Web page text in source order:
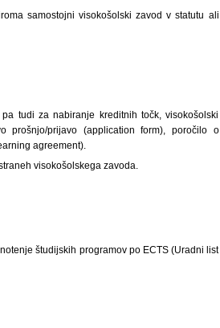
samostojni visokošolski zavod v statutu ali
tudi za nabiranje kreditnih točk, visokošolski
prošnjo/prijavo (application form), poročilo o
agreement).
visokošolskega zavoda.
študijskih programov po ECTS (Uradni list